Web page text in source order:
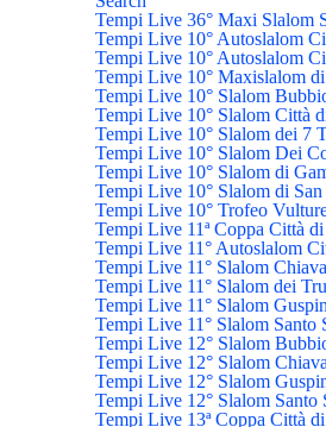
Tempi Live 36° Maxi Slalom
Tempi Live 10° Autoslalom
Tempi Live 10° Autoslalom
Tempi Live 10° Maxislalom
Tempi Live 10° Slalom
Tempi Live 10° Slalom Città
Tempi Live 10° Slalom dei 7
Tempi Live 10° Slalom Dei
Tempi Live 10° Slalom di
Tempi Live 10° Slalom di
Tempi Live 10° Trofeo
Tempi Live 11ª Coppa Città di
Tempi Live 11° Autoslalom
Tempi Live 11° Slalom
Tempi Live 11° Slalom dei
Tempi Live 11° Slalom
Tempi Live 11° Slalom Santo
Tempi Live 12° Slalom
Tempi Live 12° Slalom
Tempi Live 12° Slalom
Tempi Live 12° Slalom Santo
Tempi Live 13ª Coppa Città